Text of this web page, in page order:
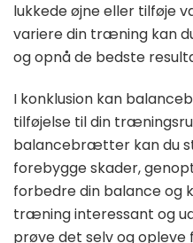
lukkede øjne eller tilføje
variere din træning kan
og opnå de bedste
I konklusion kan
tilføjelse til din
balancebrætter kan du
forebygge skader,
forbedre din balance og
træning interessant og
prøve det selv og opleve